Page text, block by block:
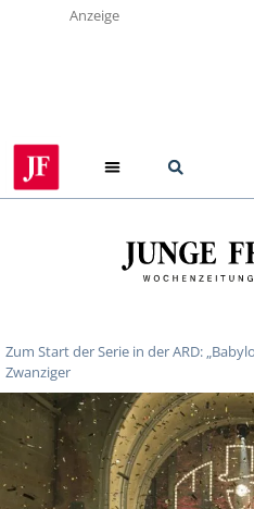
Anzeige
Zum Start der Serie in der ARD:
Zwanziger